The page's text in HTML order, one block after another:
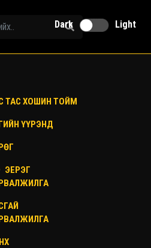
Dark Light
ТАС ХОШИН ТОЙМ
ҮҮРЭНД
ЭЕРЭГ